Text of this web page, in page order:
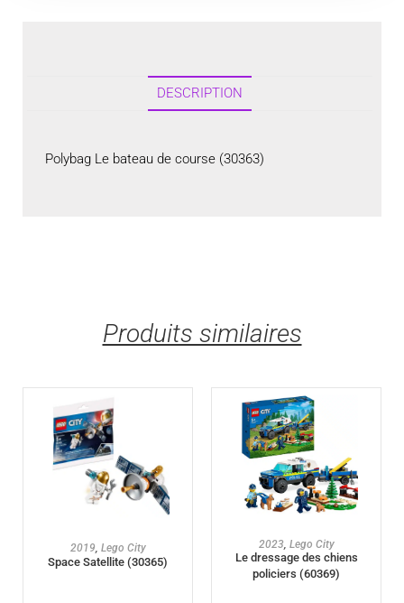
DESCRIPTION
Polybag Le bateau de course (30363)
Produits similaires
AJOUTER AU PANIER
2019 Lego City
Space Satellite (30365)
AJOUTER AU PANIER
2023 Lego City
Le dressage des chiens
policiers (60369)